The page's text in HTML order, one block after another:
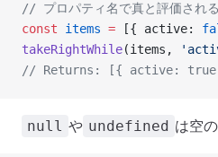
// プロパティ名で真と評価され
const items = [{ active:
takeRightWhile(items,
// Returns: [{ active:
null や undefined は空